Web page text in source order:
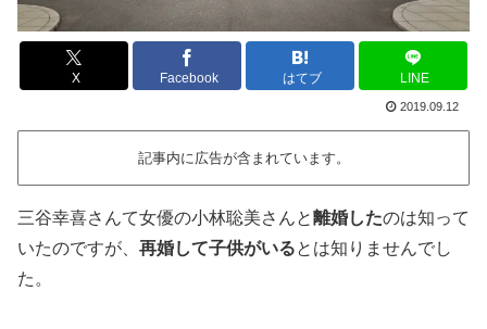
X Facebook はてブ LINE
2019.09.12
記事内に広告が含まれています。
三谷幸喜さんて女優の小林聡美さんと離婚したのは知って
いたのですが、 再婚して子供がいるとは知りませんでし
た。